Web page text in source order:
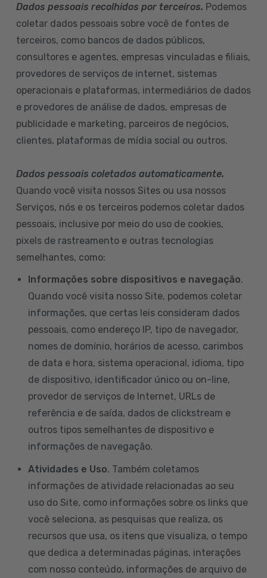
Dados pessoais recolhidos por terceiros. Podemos
coletar dados pessoais sobre você de fontes de
terceiros, como bancos de dados públicos,
consultores e agentes, empresas vinculadas e filiais,
provedores de serviços de internet, sistemas
operacionais e plataformas, intermediários de dados
e provedores de análise de dados, empresas de
publicidade e marketing, parceiros de negócios,
clientes, plataformas de mídia social ou outros.
Dados pessoais coletados automaticamente.
Quando você visita nossos Sites ou usa nossos
Serviços, nós e os terceiros podemos coletar dados
pessoais, inclusive por meio do uso de cookies,
pixels de rastreamento e outras tecnologias
semelhantes, como:
Informações sobre dispositivos e navegação.
Quando você visita nosso Site, podemos coletar
informações, que certas leis consideram dados
pessoais, como endereço IP, tipo de navegador,
nomes de domínio, horários de acesso, carimbos
de data e hora, sistema operacional, idioma, tipo
de dispositivo, identificador único ou on-line,
provedor de serviços de Internet, URLs de
referência e de saída, dados de clickstream e
outros tipos semelhantes de dispositivo e
informações de navegação.
Atividades e Uso. Também coletamos
informações de atividade relacionadas ao seu
uso do Site, como informações sobre os links que
você seleciona, as pesquisas que realiza, os
recursos que usa, os itens que visualiza, o tempo
que dedica a determinadas páginas, interações
com nosso conteúdo, informações de arquivo de